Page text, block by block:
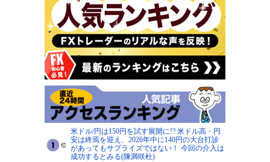
米ドル/円は150円を試す展開に!? 米ドル高・円
安は終焉を迎え、2026年中に140円の大台打診
があってもサプライズではない！ 今回の介入は
成功するとみる(陳満咲杜)